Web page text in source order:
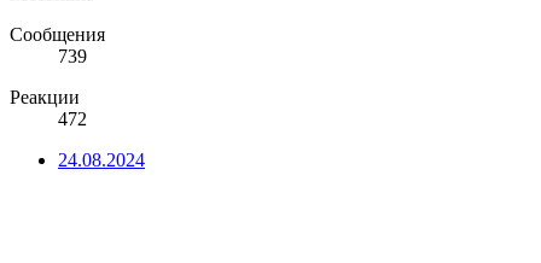
Сообщения
739
Реакции
472
24.08.2024